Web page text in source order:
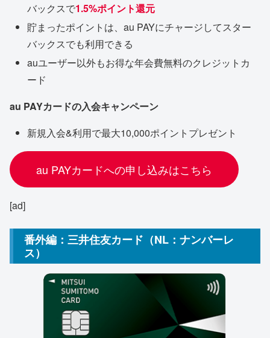
バックスで1.5%ポイント還元
貯まったポイントは、au PAYにチャージしてスター
バックスでも利用できる
auユーザー以外もお得な年会費無料のクレジットカ
ード
au PAYカードの入会キャンペーン
新規入会&利用で最大10,000ポイントプレゼント
au PAYカードへの申し込みはこちら
[ad]
番外編：三井住友カード（NL：ナンバーレ
ス）